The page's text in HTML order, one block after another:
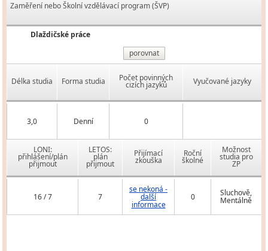
Zaměření nebo Školní vzdělávací program (ŠVP)
Dlaždičské práce
porovnat
Délka studia Forma studia Počet povinných
cizích jazyků Vyučované jazyky
3,0 Denní 0
LONI:
přihlášení/plán
přijmout
LETOS:
plán
přijmout
Přijímací
zkouška
Roční
školné
Možnost
studia pro
ZP
16 / 7 7
se nekoná -
další
informace
0 Sluchově,
Mentálně